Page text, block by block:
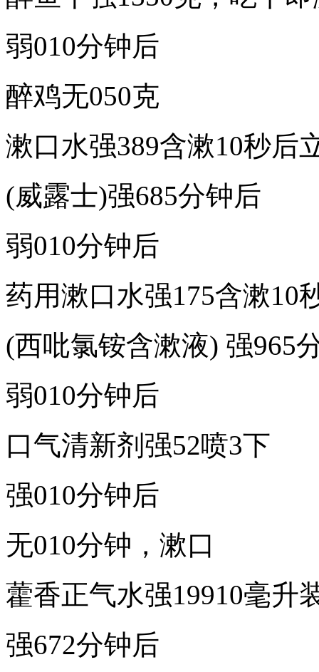
弱010分钟后
醉鸡无050克
漱口水强389含漱10秒后
(威露士)强685分钟后
弱010分钟后
药用漱口水强175含漱10
(西吡氯铵含漱液) 强965
弱010分钟后
口气清新剂强52喷3下
强010分钟后
无010分钟，漱口
藿香正气水强19910毫升
强672分钟后